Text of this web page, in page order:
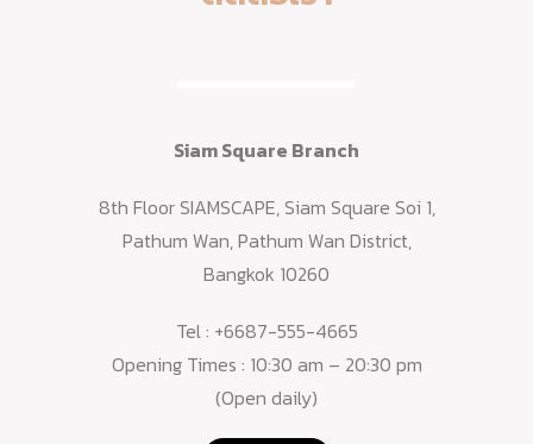
Siam Square Branch
8th Floor SIAMSCAPE, Siam Square Soi 1,
Pathum Wan, Pathum Wan District,
Bangkok 10260
Tel : +6687-555-4665
Opening Times : 10:30 am – 20:30 pm
(Open daily)